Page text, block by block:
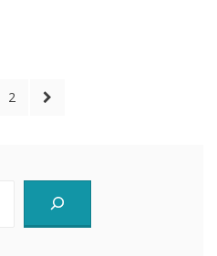
PAGE
2
NEXT